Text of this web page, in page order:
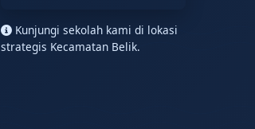
Kunjungi sekolah kami di lokasi
strategis Kecamatan Belik.